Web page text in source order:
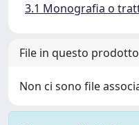
3.1 Monografia o
File in questo
Non ci sono file